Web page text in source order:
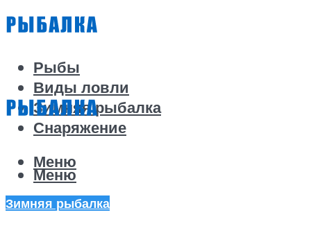
Рыбы
Виды ловли
Зимняя рыбалка
Снаряжение
Меню
Меню
Зимняя рыбалка